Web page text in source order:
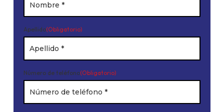
Apellido(Obligatorio)
Número de teléfono(Obligatorio)